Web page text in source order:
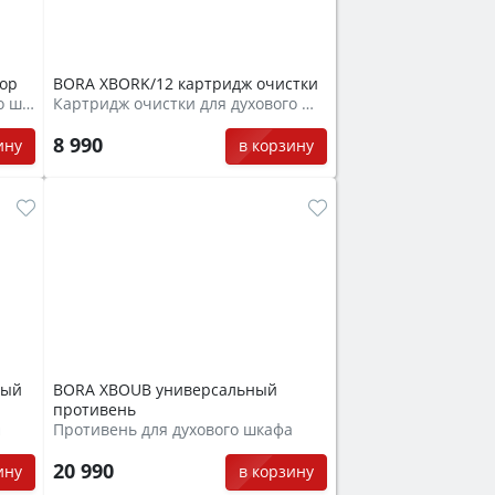
Набор монтажный для духового шкафа
BORA XBORK/12 картридж очистки
Картридж очистки для духового шкафа
8 990 в корзину
BORA XBOUB универсальный
противень
Противень для духового шкафа
20 990 в корзину